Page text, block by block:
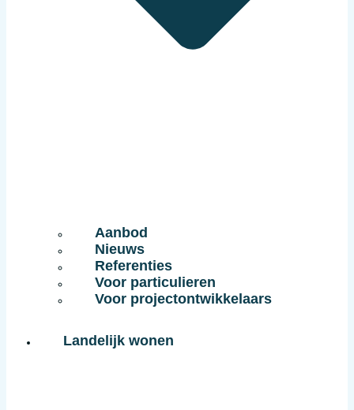
Aanbod
Nieuws
Referenties
Voor particulieren
Voor projectontwikkelaars
Landelijk wonen